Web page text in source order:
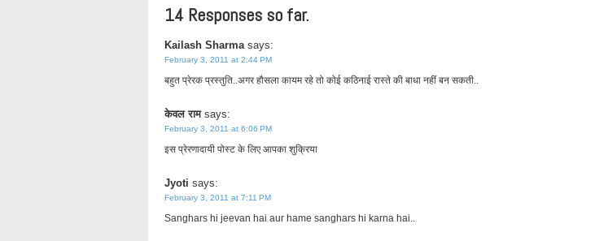
14 Responses so far.
Kailash Sharma says:
February 3, 2011 at 2:44 PM
बहुत प्रेरक प्रस्तुति..अगर हौसला कायम रहे तो कोई कठिनाई रास्ते की बाधा नहीं बन सकती..
केवल राम says:
February 3, 2011 at 6:06 PM
इस प्रेरणादायी पोस्ट के लिए आपका शुक्रिया
Jyoti says:
February 3, 2011 at 7:11 PM
Sanghars hi jeevan hai aur hame sanghars hi karna hai..